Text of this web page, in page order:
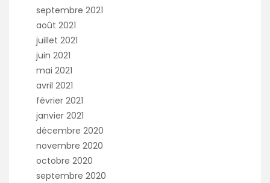
septembre 2021
août 2021
juillet 2021
juin 2021
mai 2021
avril 2021
février 2021
janvier 2021
décembre 2020
novembre 2020
octobre 2020
septembre 2020